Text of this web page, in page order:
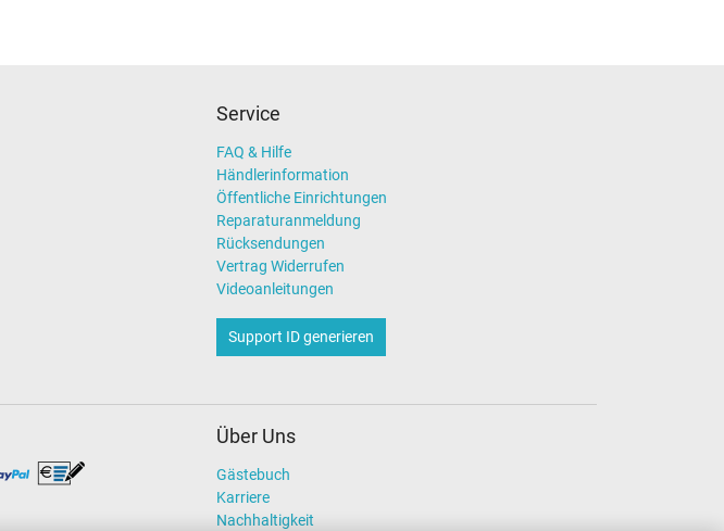
Service
FAQ & Hilfe
Händlerinformation
Öffentliche Einrichtungen
Reparaturanmeldung
Rücksendungen
Vertrag Widerrufen
Videoanleitungen
Support ID generieren
Über Uns
Gästebuch
Karriere
Nachhaltigkeit